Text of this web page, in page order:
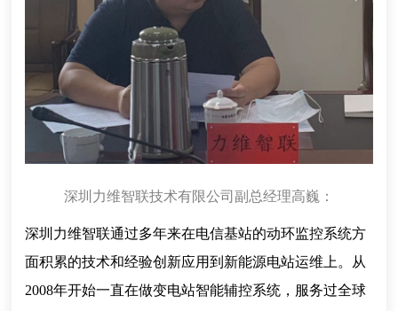
深圳力维智联技术有限公司副总经理高巍：
深圳力维智联通过多年来在电信基站的动环监控系统方
面积累的技术和经验创新应用到新能源电站运维上。从
2008年开始一直在做变电站智能辅控系统，服务过全球